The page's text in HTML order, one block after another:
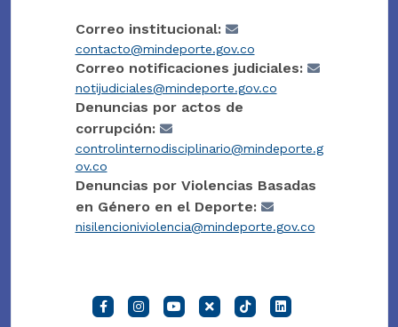
Correo institucional:
contacto@mindeporte.gov.co
Correo notificaciones judiciales:
notijudiciales@mindeporte.gov.co
Denuncias por actos de
corrupción:
controlinternodisciplinario@mindeporte.g
ov.co
Denuncias por Violencias Basadas
en Género en el Deporte:
nisilencioniviolencia@mindeporte.gov.co